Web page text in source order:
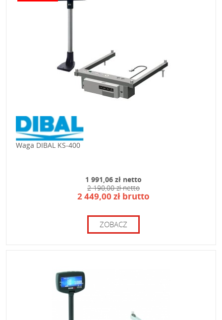
Waga DIBAL KS-400
1 991,06 zł netto
2 190,00 zł netto
2 449,00 zł brutto
ZOBACZ